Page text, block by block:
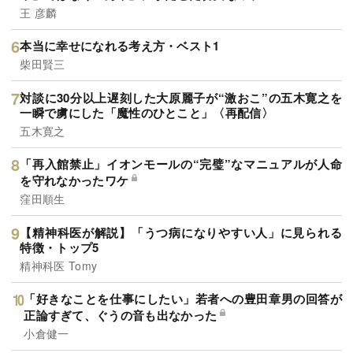
王 彦麟
本当に幸せになれる考え方・ベスト1
柴田賢三
対談に30分以上遅刻した大原麗子が“激おこ”の五木寛之を
一瞬で虜にした「魔性のひとこと」〈再配信〉
五木寛之
「再入館禁止」イオンモールの“完璧”なマニュアルが人命
を守れなかったワケ
窪田順生
【精神科医が解説】「うつ病になりやすい人」に見られる
特徴・トップ5
精神科医 Tomy
「好きなことを仕事にしたい」若者への豊田章男の回答が
正論すぎて、ぐうの音も出なかった
小倉健一